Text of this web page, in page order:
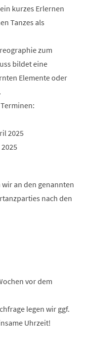
kurzes Erlernen
Tanzes als
zum
bildet eine
Elemente oder
2025
an den genannten
nach den
vor dem
legen wir ggf.
Uhrzeit!